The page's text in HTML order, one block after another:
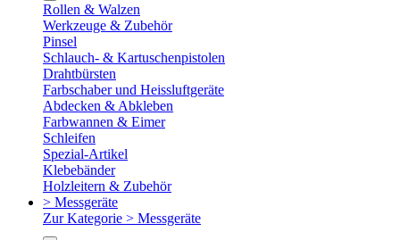
Rollen & Walzen
Werkzeuge & Zubehör
Pinsel
Schlauch- & Kartuschenpistolen
Drahtbürsten
Farbschaber und Heissluftgeräte
Abdecken & Abkleben
Farbwannen & Eimer
Schleifen
Spezial-Artikel
Klebebänder
Holzleitern & Zubehör
> Messgeräte
Zur Kategorie > Messgeräte